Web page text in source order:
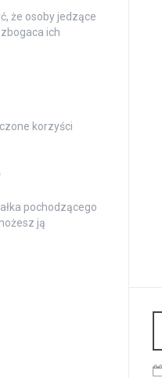
że osoby jedzące
ich
korzyści
pochodzącego
ją